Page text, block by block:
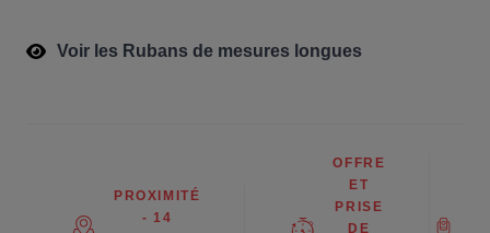
Voir les Rubans de mesures longues
PROXIMITÉ
- 14
OFFRE
ET
PRISE
DE